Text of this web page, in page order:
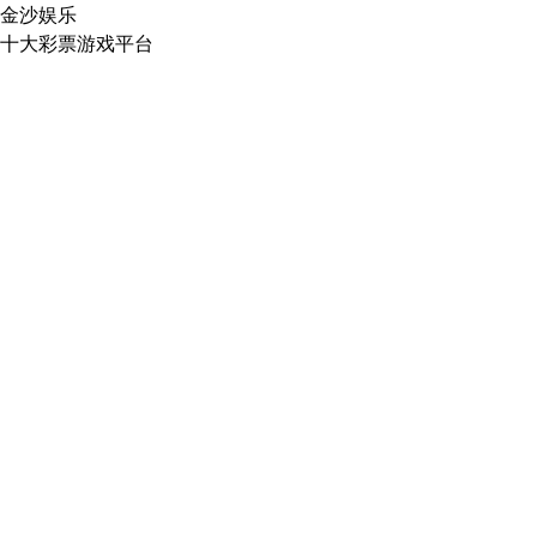
金沙娱乐
十大彩票游戏平台